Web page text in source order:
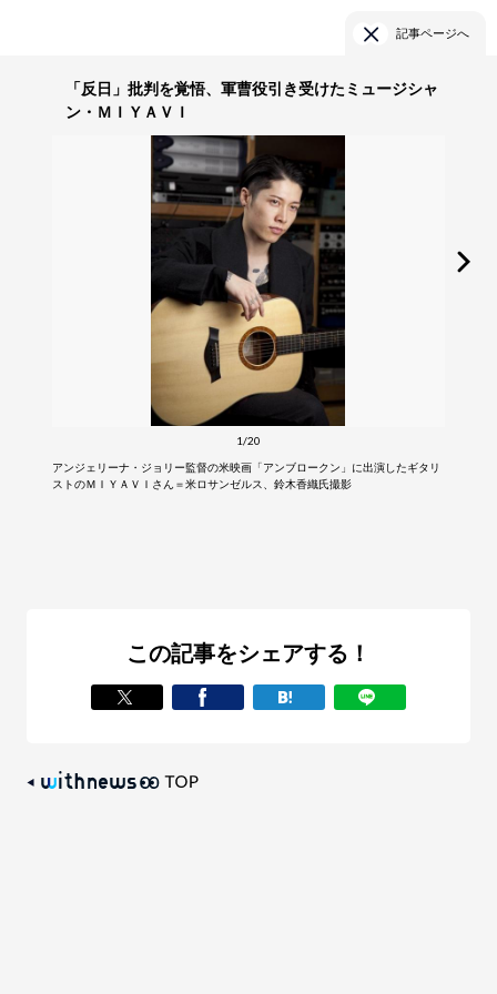
記事ページへ
「反日」批判を覚悟、軍曹役引き受けたミュージシャ
ン・ＭＩＹＡＶＩ
1/20
アンジェリーナ・ジョリー監督の米映画「アンブロークン」に出演したギタリ
ストのＭＩＹＡＶＩさん＝米ロサンゼルス、鈴木香織氏撮影
この記事をシェアする！